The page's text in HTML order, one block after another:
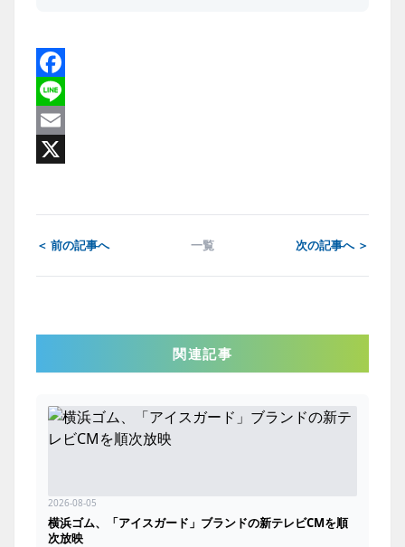
Facebook
Line
Email
＜ 前の記事へ 一覧 次の記事へ ＞
関連記事
2026-08-05
横浜ゴム、「アイスガード」ブランドの新テレビCMを順
次放映